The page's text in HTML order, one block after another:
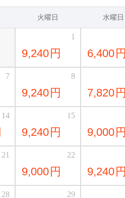
火曜日 水曜日
9,240 円
1
6,400 円
7
9,240 円
8
7,820 円
14
9,240 円
15
9,000 円
21
9,000 円
22
9,240 円
28 29